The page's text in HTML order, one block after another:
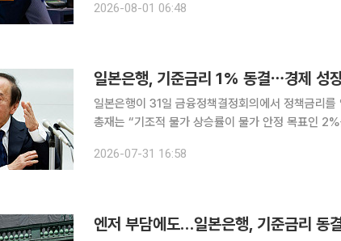
우존스30산업평균지수는 전 거래일 대비 276.97포
2026-08-01 06:48
일본은행, 기준금리 1% 동결⋯경제 성
일본은행이 31일 금융정책결정회의에서 정책금리
총재는 “기조적 물가 상승률이 물가 안정 목표인
찬성 다수로 결정했다. 정책위원 9명 가운데 8명이
2026-07-31 16:58
엔저 부담에도…일본은행, 기준금리 동